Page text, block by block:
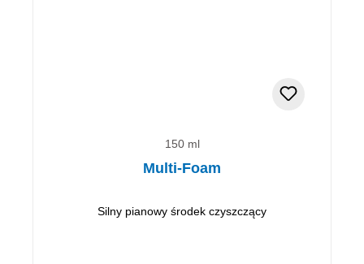
150 ml
Multi-Foam
Silny pianowy środek czyszczący